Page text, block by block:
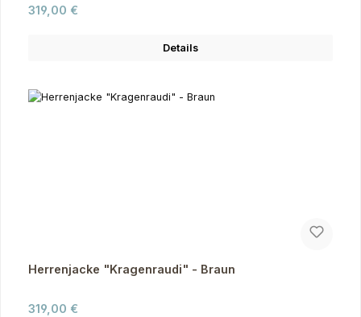
Regulärer Preis:
319,00 €
Details
Herrenjacke "Kragenraudi" - Braun
Regulärer Preis:
319,00 €